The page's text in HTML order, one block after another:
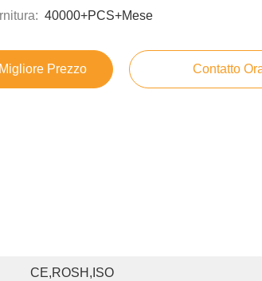
40000+PCS+Mese
Prezzo Contatto
CE,ROSH,ISO